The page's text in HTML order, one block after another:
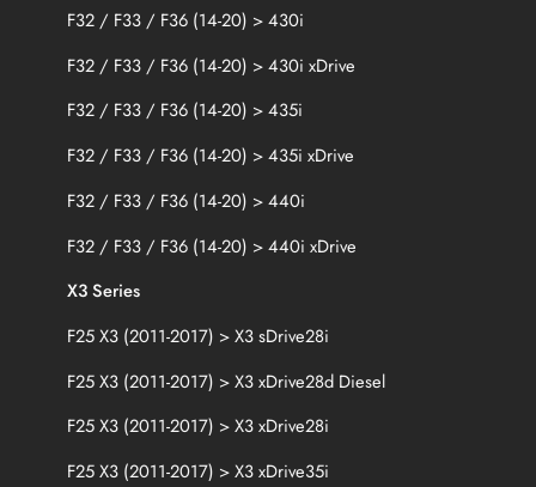
F32 / F33 / F36 (14-20) > 430i
F32 / F33 / F36 (14-20) > 430i xDrive
F32 / F33 / F36 (14-20) > 435i
F32 / F33 / F36 (14-20) > 435i xDrive
F32 / F33 / F36 (14-20) > 440i
F32 / F33 / F36 (14-20) > 440i xDrive
X3 Series
F25 X3 (2011-2017) > X3 sDrive28i
F25 X3 (2011-2017) > X3 xDrive28d Diesel
F25 X3 (2011-2017) > X3 xDrive28i
F25 X3 (2011-2017) > X3 xDrive35i